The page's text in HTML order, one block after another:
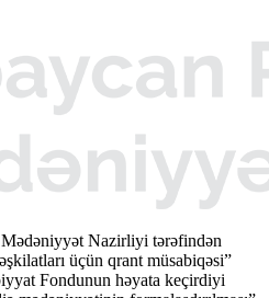
Nazirliyi tərəfindən
üçün qrant müsabiqəsi”
Fondunun həyata keçirdiyi